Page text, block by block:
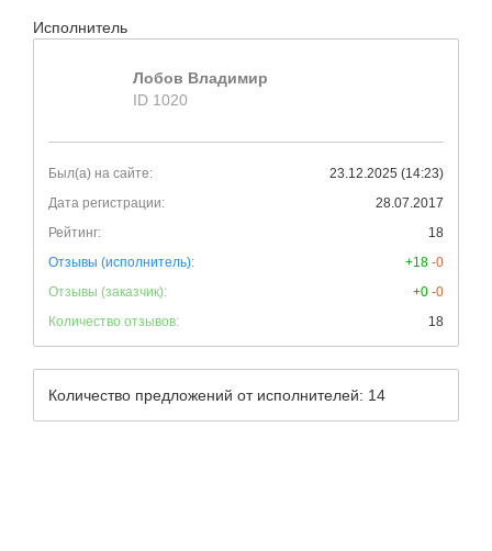
Исполнитель
Лобов Владимир
ID 1020
Был(а) на сайте:
23.12.2025 (14:23)
Дата регистрации:
28.07.2017
Рейтинг:
18
Отзывы (исполнитель):
+18 -0
Отзывы (заказчик):
+0 -0
Количество отзывов:
18
Количество предложений от исполнителей: 14